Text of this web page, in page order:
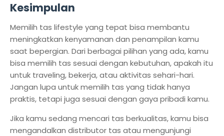
Kesimpulan
Memilih tas lifestyle yang tepat bisa membantu
meningkatkan kenyamanan dan penampilan kamu
saat bepergian. Dari berbagai pilihan yang ada, kamu
bisa memilih tas sesuai dengan kebutuhan, apakah itu
untuk traveling, bekerja, atau aktivitas sehari-hari.
Jangan lupa untuk memilih tas yang tidak hanya
praktis, tetapi juga sesuai dengan gaya pribadi kamu.
Jika kamu sedang mencari tas berkualitas, kamu bisa
mengandalkan distributor tas atau mengunjungi